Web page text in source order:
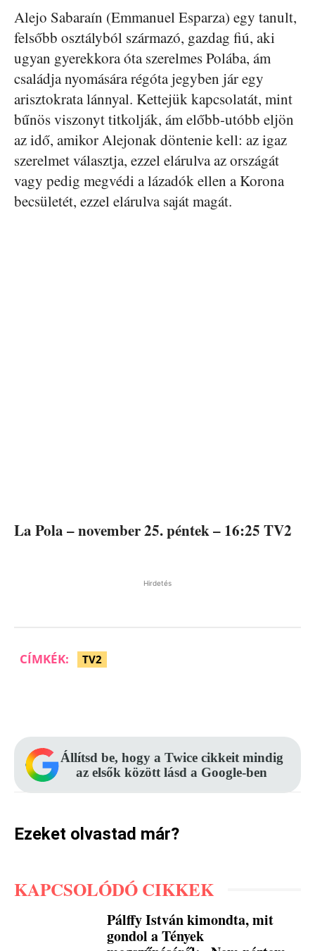
Alejo Sabaraín (Emmanuel Esparza) egy tanult,
felsőbb osztályból származó, gazdag fiú, aki
ugyan gyerekkora óta szerelmes Polába, ám
családja nyomására régóta jegyben jár egy
arisztokrata lánnyal. Kettejük kapcsolatát, mint
bűnös viszonyt titkolják, ám előbb-utóbb eljön
az idő, amikor Alejonak döntenie kell: az igaz
szerelmet választja, ezzel elárulva az országát
vagy pedig megvédi a lázadók ellen a Korona
becsületét, ezzel elárulva saját magát.
La Pola – november 25. péntek – 16:25 TV2
Hirdetés
CÍMKÉK: TV2
Állítsd be, hogy a Twice cikkeit mindig
az elsők között lásd a Google-ben
Ezeket olvastad már?
KAPCSOLÓDÓ CIKKEK
Pálffy István kimondta, mit
gondol a Tények